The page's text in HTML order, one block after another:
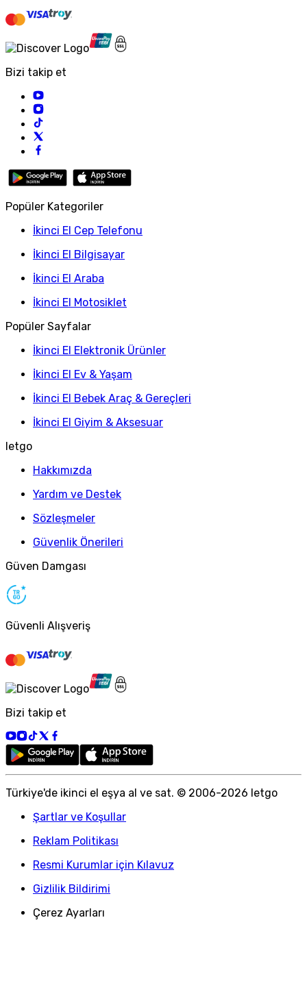
Bizi takip et
Popüler Kategoriler
İkinci El Cep Telefonu
İkinci El Bilgisayar
İkinci El Araba
İkinci El Motosiklet
Popüler Sayfalar
İkinci El Elektronik Ürünler
İkinci El Ev & Yaşam
İkinci El Bebek Araç & Gereçleri
İkinci El Giyim & Aksesuar
letgo
Hakkımızda
Yardım ve Destek
Sözleşmeler
Güvenlik Önerileri
Güven Damgası
Güvenli Alışveriş
Bizi takip et
Türkiye'de ikinci el eşya al ve sat. © 2006-2026 letgo
Şartlar ve Koşullar
Reklam Politikası
Resmi Kurumlar için Kılavuz
Gizlilik Bildirimi
Çerez Ayarları